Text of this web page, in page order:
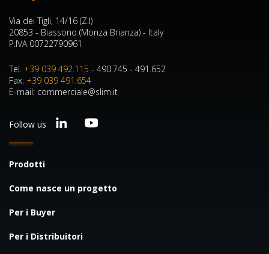
Via dei Tigli, 14/16 (Z.I)
20853 - Biassono (Monza Brianza) - Italy
P.IVA 00722790961
Tel. +39 039 492.115 - 490.745 - 491.652
Fax. +39 039 491.654
E-mail: commerciale@slim.it
Follow us
Prodotti
Come nasce un progetto
Per i Buyer
Per i Distribuitori